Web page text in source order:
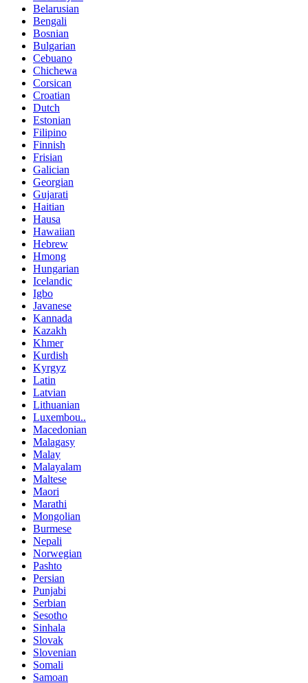
Belarusian
Bengali
Bosnian
Bulgarian
Cebuano
Chichewa
Corsican
Croatian
Dutch
Estonian
Filipino
Finnish
Frisian
Galician
Georgian
Gujarati
Haitian
Hausa
Hawaiian
Hebrew
Hmong
Hungarian
Icelandic
Igbo
Javanese
Kannada
Kazakh
Khmer
Kurdish
Kyrgyz
Latin
Latvian
Lithuanian
Luxembou..
Macedonian
Malagasy
Malay
Malayalam
Maltese
Maori
Marathi
Mongolian
Burmese
Nepali
Norwegian
Pashto
Persian
Punjabi
Serbian
Sesotho
Sinhala
Slovak
Slovenian
Somali
Samoan